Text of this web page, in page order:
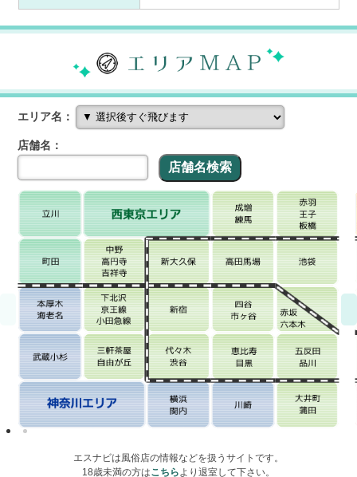
エリア名：
店舗名：
エスナビは風俗店の情報などを扱うサイトです。
18歳未満の方はこちらより退室して下さい。